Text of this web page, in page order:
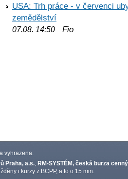
USA: Trh práce - v červenci
zemědělství
07.08. 14:50 Fio
vyhrazena.
Praha, a.s. RM-SYSTÉM, česká burza
i kurzy z BCPP, a to o 15 min.